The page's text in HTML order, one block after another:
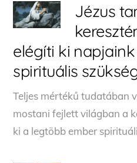
Jézus
elégíti ki
spirituális
Teljes mértékű tudatában
mostani fejlett világban a
ki a legtöbb ember